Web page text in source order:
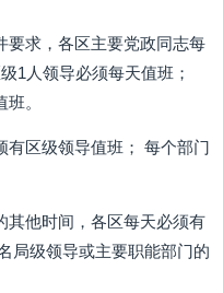
要求，各区主要党政同志每
1人领导必须每天值班；
。
有区级领导值班； 每个部门
其他时间，各区每天必须有
局级领导或主要职能部门的